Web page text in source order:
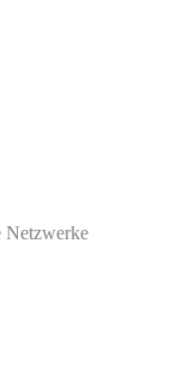
Netzwerke